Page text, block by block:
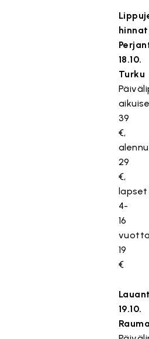
hinnat
18.10.
Turku
39
€,
29
€,
lapset
4-
16
vuotta
19
€
19.10.
Rauma